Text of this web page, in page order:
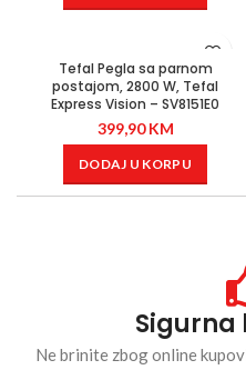
Tefal Pegla sa parnom
postajom, 2800 W, Tefal
Express Vision – SV8151E0
399,90KM
DODAJ U KORPU
Sigurna
Ne brinite zbog online